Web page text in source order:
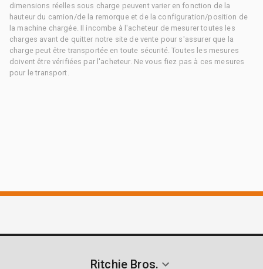
dimensions réelles sous charge peuvent varier en fonction de la
hauteur du camion/de la remorque et de la configuration/position de
la machine chargée. Il incombe à l'acheteur de mesurer toutes les
charges avant de quitter notre site de vente pour s'assurer que la
charge peut être transportée en toute sécurité. Toutes les mesures
doivent être vérifiées par l'acheteur. Ne vous fiez pas à ces mesures
pour le transport.
Ritchie Bros.